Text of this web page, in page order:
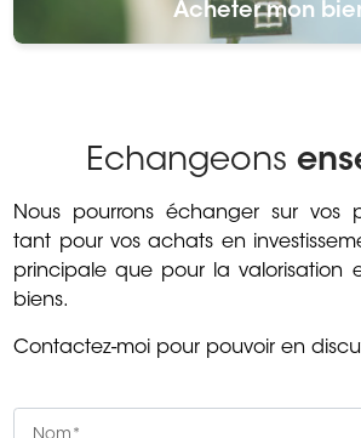
Acheter mon
Echangeons
Nous pourrons échanger sur vos
tant pour vos achats en
principale que pour la valorisation
biens.
Contactez-moi pour pouvoir en